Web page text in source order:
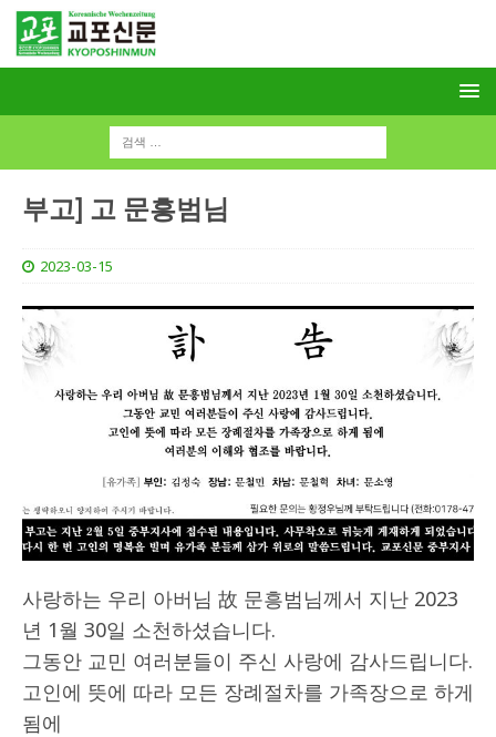
부고] 고 문흥범님
2023-03-15
사랑하는 우리 아버님 故 문흥범님께서 지난 2023
년 1월 30일 소천하셨습니다.
그동안 교민 여러분들이 주신 사랑에 감사드립니다.
고인에 뜻에 따라 모든 장례절차를 가족장으로 하게
됨에